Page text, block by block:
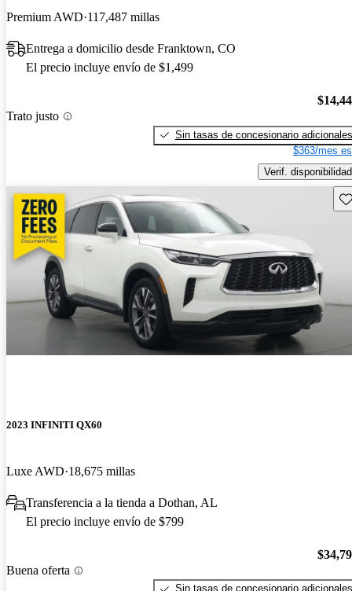
Premium AWD 117,487 millas
Entrega a domicilio desde Franktown, CO
El precio incluye envío de $1,499
Trato justo
Sin tasas de concesionario adicionales
$363/mes
Verif. disponibilidad
2023 INFINITI QX60
Luxe AWD 18,675 millas
Transferencia a la tienda a Dothan, AL
El precio incluye envío de $799
Buena oferta
Sin tasas de concesionario adicionales